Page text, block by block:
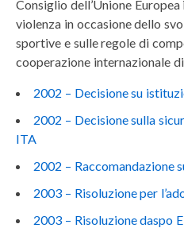
Consiglio dell’Unione
violenza in occasione dello
sportive e sulle regole di
cooperazione internazionale
2002 – Decisione su
2002 – Decisione sulla
ITA
2002 – Raccomandazione
2003 – Risoluzione per
2003 – Risoluzione daspo